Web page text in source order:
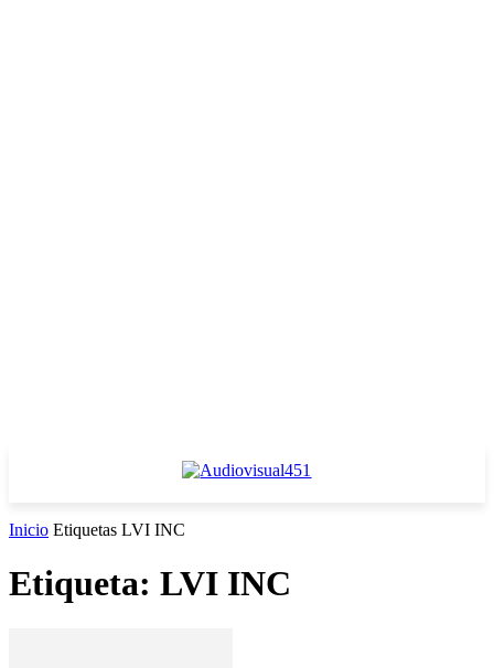
Inicio Etiquetas LVI INC
Etiqueta: LVI INC